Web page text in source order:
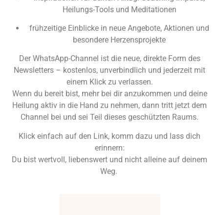
Heilungs-Tools und Meditationen
frühzeitige Einblicke in neue Angebote, Aktionen und
besondere Herzensprojekte
Der WhatsApp-Channel ist die neue, direkte Form des
Newsletters – kostenlos, unverbindlich und jederzeit mit
einem Klick zu verlassen.
Wenn du bereit bist, mehr bei dir anzukommen und deine
Heilung aktiv in die Hand zu nehmen, dann tritt jetzt dem
Channel bei und sei Teil dieses geschützten Raums.
Klick einfach auf den Link, komm dazu und lass dich
erinnern:
Du bist wertvoll, liebenswert und nicht alleine auf deinem
Weg.